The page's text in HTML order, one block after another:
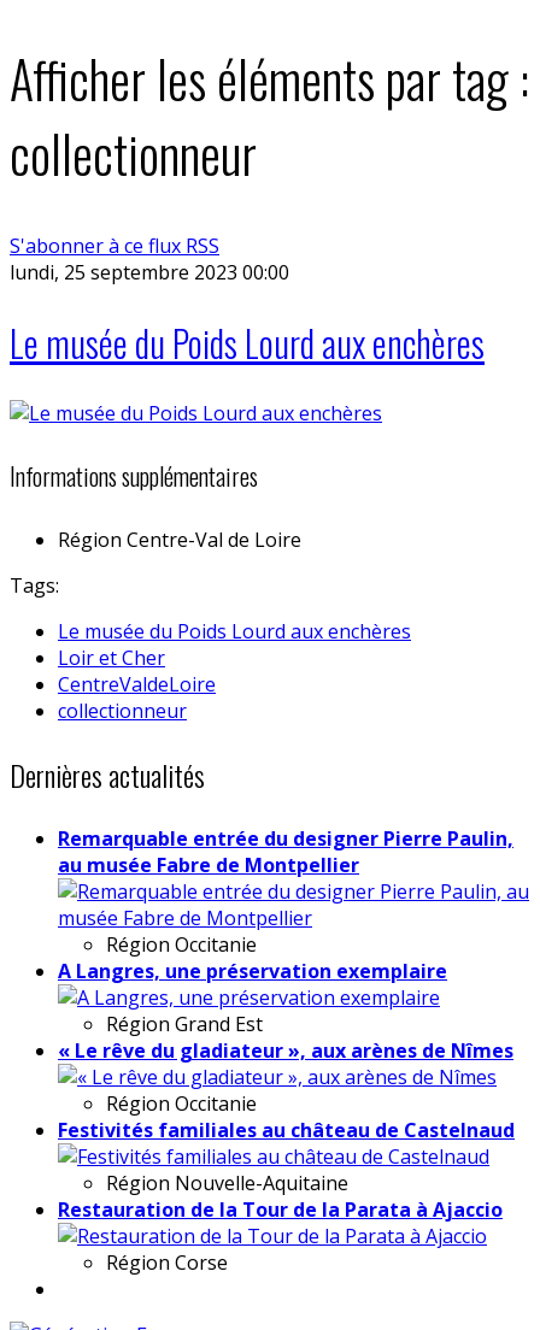
Afficher les éléments par tag :
collectionneur
S'abonner à ce flux RSS
lundi, 25 septembre 2023 00:00
Le musée du Poids Lourd aux enchères
Informations supplémentaires
Région Centre-Val de Loire
Tags:
Le musée du Poids Lourd aux enchères
Loir et Cher
CentreValdeLoire
collectionneur
Dernières actualités
Remarquable entrée du designer Pierre Paulin,
au musée Fabre de Montpellier
Région Occitanie
A Langres, une préservation exemplaire
Région Grand Est
« Le rêve du gladiateur », aux arènes de Nîmes
Région Occitanie
Festivités familiales au château de Castelnaud
Région Nouvelle-Aquitaine
Restauration de la Tour de la Parata à Ajaccio
Région Corse